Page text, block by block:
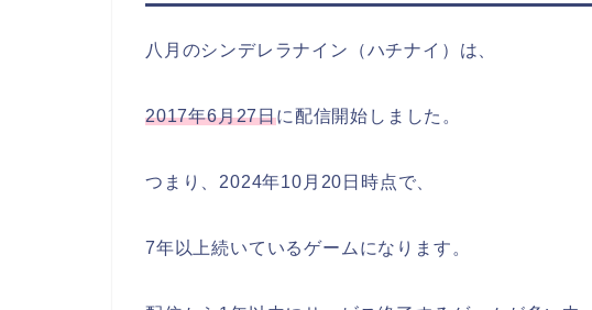
八月のシンデレラナイン（ハチナイ）は、
2017年6月27日に配信開始しました。
つまり、2024年10月20日時点で、
7年以上続いているゲームになります。